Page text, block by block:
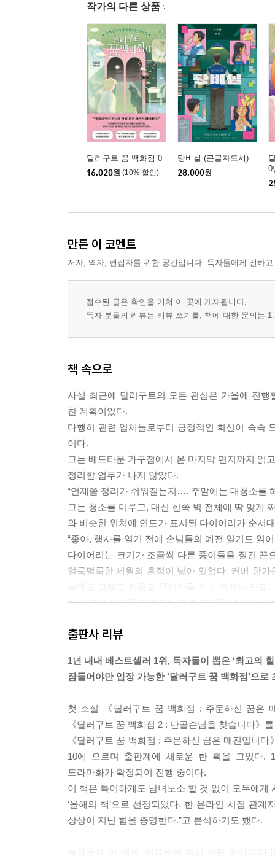
작가의 다른 상품
달러구트 꿈 백화점 0
16,020원 (10% 할인)
탕비실 (큰글자도서)
28,000원
0
만든 이 코멘트
저자, 역자, 편집자를 위한 공간입니다. 독자들에게 전하
접수된 글은 확인을 거쳐 이 곳에 게재됩니다.
독자 분들의 리뷰는 리뷰 쓰기를, 책에 대한 문의는
책 속으로
사실 최근에 달러구트의 모든 관심은 가을에 진행
찬 계획이었다.
다행히 관련 업체들로부터 긍정적인 회신이 속속
이다.
그는 베드타운 가구점에서 온 마지막 편지까지 읽
정리할 엄두가 나지 않았다.
“언제쯤 정리가 쉬워질는지…. 주말에는 대청소를
그는 청소를 미루고, 대신 한쪽 벽 전체에 딱 맞게
와 비슷한 위치에 연도가 표시된 다이어리가 순서
“좋아, 행사를 열기 전에 손님들의 예전 일기도 읽
다이어리는 크기가 조금씩 다른 종이들을 질긴
얼룩덜룩한 세월의 흔적이 남아 있었다. 커버 한가
럼 비교적 간단한 기계조차 자주 고장을 내기 일
와락 껴안아 주는 것 같았다. 다이어리를 펼쳐 들
‘젊었을 때는 남는 게 체력이었는데….’ 한숨을 푹
로선 푹 자고 일어나는 게 훨씬 좋은 선택일 것이
--- 「프롤로그」 중에서
꿈 백화점과 수많은 상점들이 위치한 중심가를
니콜라스가 사는 만년 설산, 동쪽에는 야스 누즈
쪽에 위치한 곳이 바로 ‘아찔한 내리막’이었는데,
내리막에서 골짜기를 지나 다시 서쪽으로 가파른
람들은 그곳을 ‘컴퍼니 구역’이라고 불렀다.
지형이 워낙 험준하고 다른 방향으로 빙빙 돌아
출판사 리뷰
1년 내내 베스트셀러 1위, 독자들이 뽑은 ‘최고의
잠들어야만 입장 가능한 ‘달러구트 꿈 백화점’으로
첫 소설 《달러구트 꿈 백화점 : 주문하신 꿈은
《달러구트 꿈 백화점 2 : 단골손님을 찾습니다》
《달러구트 꿈 백화점 : 주문하신 꿈은 매진입니
10에 오르며 출판계에 새로운 한 획을 그었다.
드라마화가 확정되어 진행 중이다.
이 책은 특이하게도 남녀노소 할 것 없이 모두에게
‘올해의 책’으로 선정되었다. 한 온라인 서점 관
상상이 지닌 힘을 증명한다.”고 분석하기도 했다.